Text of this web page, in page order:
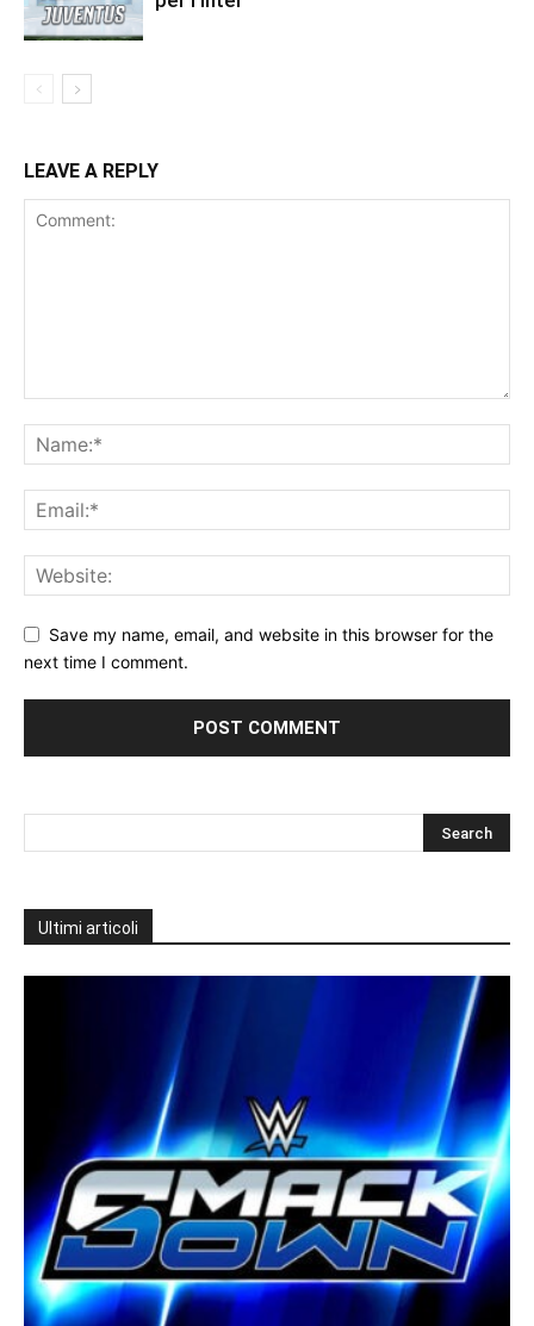
LEAVE A REPLY
Save my name, email, and website in this browser for the
next time I comment.
Ultimi articoli